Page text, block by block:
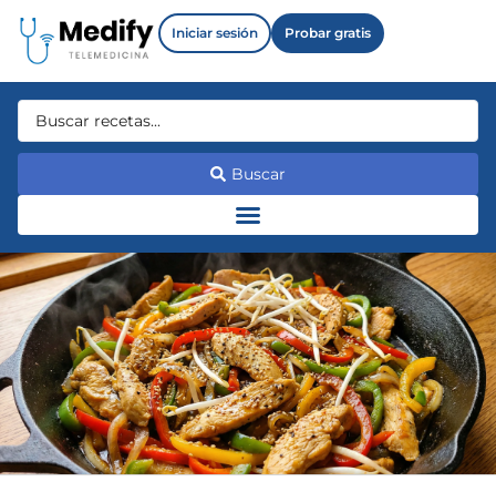
Iniciar sesión Probar gratis
Buscar